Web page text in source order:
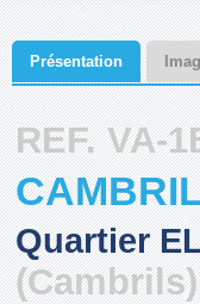
Présentation
REF. VA-
Quartier
(Cambrils)